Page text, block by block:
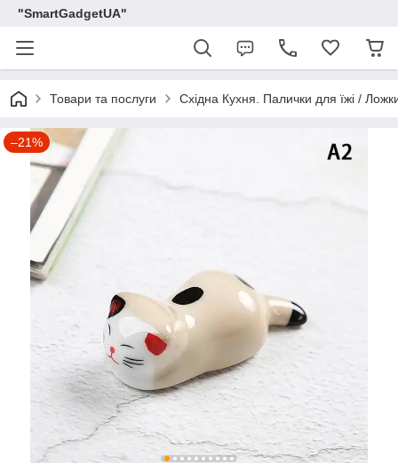
"SmartGadgetUA"
Товари та послуги Східна Кухня. Палички для їжі /
–21%